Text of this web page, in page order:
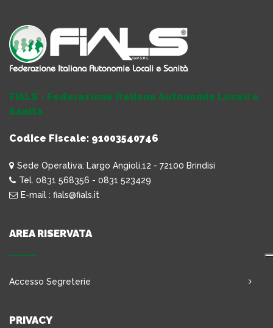
FIALS - Federazione Italiana Autonomie Locali e
Sanità
Codice Fiscale: 91003540746
Sede Operativa: Largo Angioli,12 - 72100 Brindisi
Tel. 0831 568356 - 0831 523429
E-mail : fials@fials.it
AREA RISERVATA
Accesso Segreterie
PRIVACY